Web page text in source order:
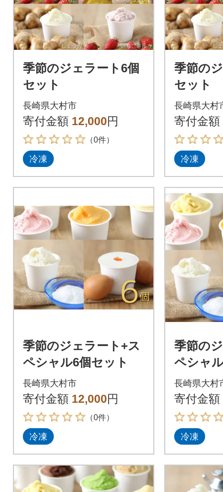
季節のジェラート6個
セット
長崎県大村市
寄付金額 12,000円
（0件）
冷凍
季節の
セット
長崎県大村
寄付金額
冷凍
季節のジェラート+ス
ペシャル6個セット
長崎県大村市
寄付金額 12,000円
（0件）
冷凍
季節の
ペシャ
長崎県大村
寄付金額
冷凍